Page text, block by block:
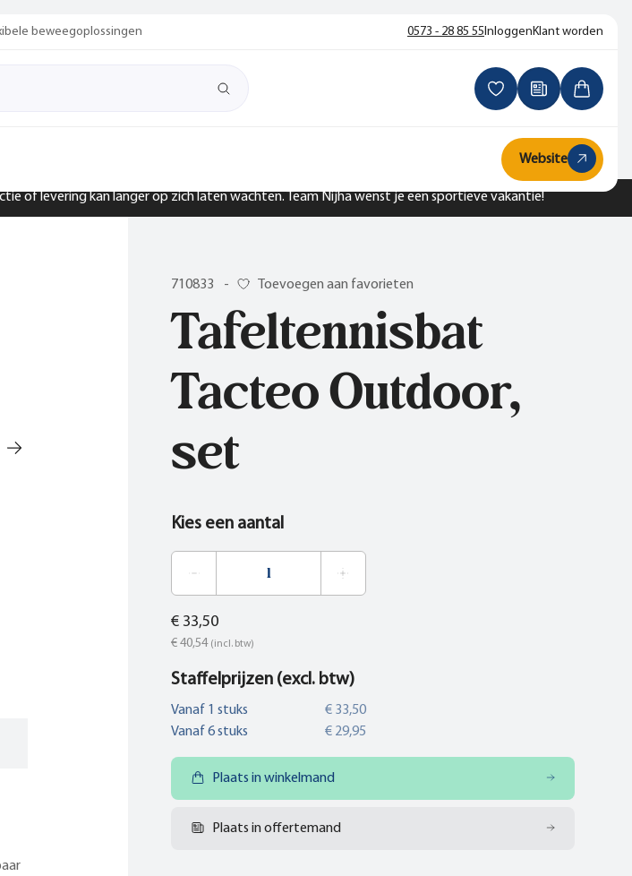
of levering kan langer op zich laten wachten. Team Nijha wenst je een sportieve vakantie!
beweegoplossingen 0573 - 28 85 55InloggenKlant worden
Website
710833 - Toevoegen aan favorieten
Tafeltennisbat
Tacteo Outdoor,
set
Kies een aantal
€ 33,50
€ 40,54 (incl. btw)
Staffelprijzen (excl. btw)
Vanaf 1 stuks
€ 33,50
Vanaf6stuks € 29,95
Plaats in winkelmand
Plaats in offertemand